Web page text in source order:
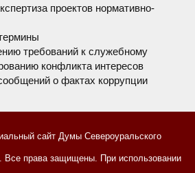
проектов нормативно-
требований к служебному
конфликта интересов
о фактах коррупции
сайт Думы Североуральского
Все права защищены. При использовании